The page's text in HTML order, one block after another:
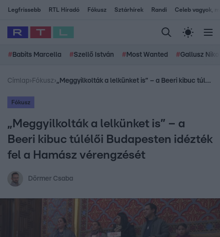
Legfrissebb RTL Híradó Fókusz Sztárhírek Randi Celeb vagyok,
# Babits Marcella #Szellő István # Most Wanted #Gallusz
Címlap› Fókusz› „Meggyilkolták a lelkünket is” – a Beeri kibuc túlélői Budapesten idézték fel a Hamász vérengzését
Fókusz
„Meggyilkolták a lelkünket is” – a
Beeri kibuc túlélői Budapesten idézték
fel a Hamász vérengzését
Dörmer Csaba